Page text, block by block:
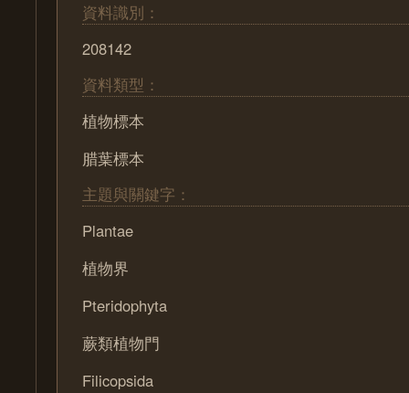
資料識別：
208142
資料類型：
植物標本
腊葉標本
主題與關鍵字：
Plantae
植物界
Pteridophyta
蕨類植物門
Filicopsida